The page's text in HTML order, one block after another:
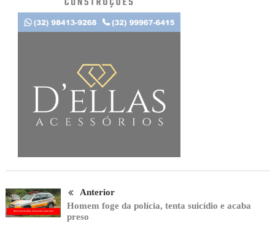
Anterior
Homem foge da polícia, tenta suicídio e acaba
preso